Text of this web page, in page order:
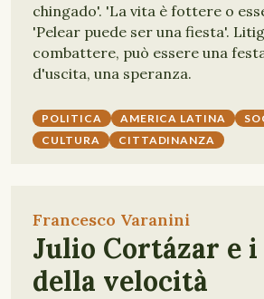
chingado'. 'La vita è fottere o
'Pelear puede ser una fiesta'.
combattere, può essere una
d'uscita, una speranza.
POLITICA AMERICA LATINA
CULTURA
CITTADINANZA
Francesco Varanini
Julio Cortázar e
della velocità